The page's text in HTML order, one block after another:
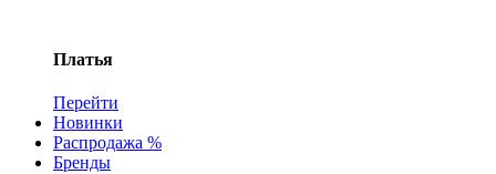
Платья
Перейти
Новинки
Распродажа %
Бренды